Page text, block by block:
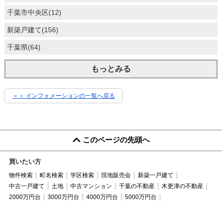
千葉市中央区(12)
新築戸建て(156)
千葉県(64)
もっとみる
＜＜ インフォメーションの一覧へ戻る
このページの先頭へ
買いたい方
物件検索 町名検索 学区検索 現地販売会
新築一戸建て
中古一戸建て
土地 中古マンション 千葉の不動産
木更津の不動産
2000万円台
3000万円台 4000万円台
5000万円台